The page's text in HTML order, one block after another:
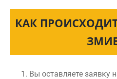
КАК
Вы оставляете заявку